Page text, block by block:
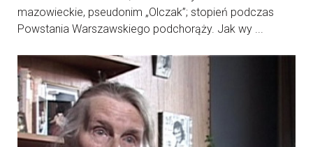
mazowieckie, pseudonim „Olczak”; stopień podczas
Powstania Warszawskiego podchorąży. Jak wy ...